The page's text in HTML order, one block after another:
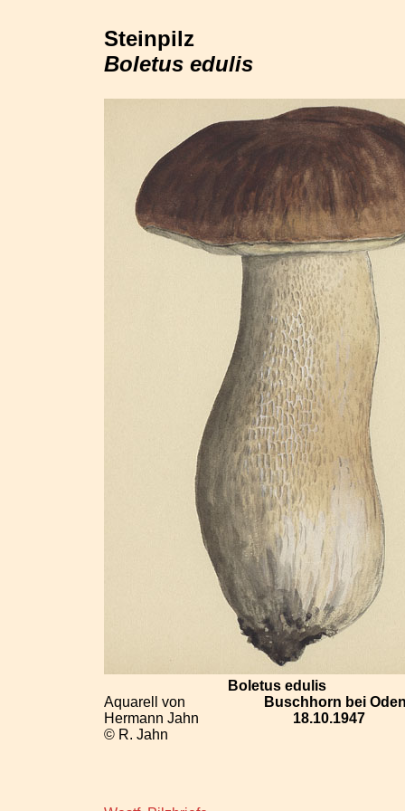
Steinpilz
Boletus edulis
Aquarell von
Hermann Jahn
© R. Jahn
Boletus edulis
Buschhorn bei
18.10.1947